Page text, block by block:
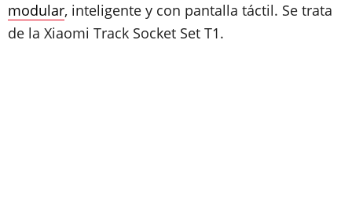
modular, inteligente y con pantalla táctil. Se trata
de la Xiaomi Track Socket Set T1.